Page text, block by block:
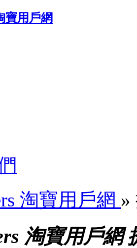
淘寶用戶網 »
淘寶用戶網